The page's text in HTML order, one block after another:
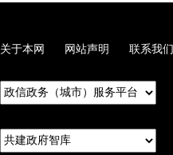
关于本网 网站声明 联系我们